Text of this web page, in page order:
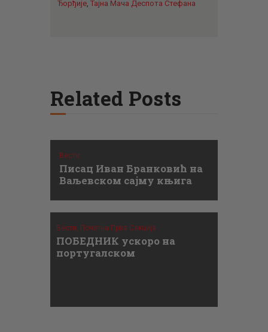
Ђорђије, Тајна Мача Деспота Стефана
Related Posts
Вести
Писац Иван Бранковић на
Ваљевском сајму књига
Вести, Почетна Прва Секција
ПОБЕДНИК ускоро на
португалском